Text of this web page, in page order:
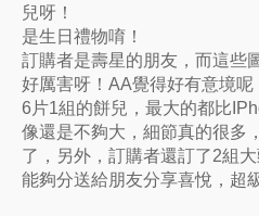
兒呀！
是生日禮物唷！
訂購者是壽星的朋友，而這些
好厲害呀！AA覺得好有意境呢
6片1組的餅兒，最大的都比
像還是不夠大，細節真的很多
了，另外，訂購者還訂了2組
能夠分送給朋友分享喜悅，超